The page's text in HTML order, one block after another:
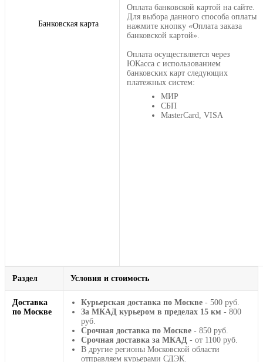
Банковская карта
Оплата банковской картой на сайте.
Для выбора данного способа оплаты
нажмите кнопку «Оплата заказа
банковской картой».
Оплата осуществляется через
ЮКасса с использованием
банковских карт следующих
платежных систем:
МИР
СБП
MasterCard, VISA
Раздел Условия и стоимость
Доставка
по Москве
Курьерская доставка по Москве - 500 руб.
За МКАД курьером в пределах 15 км - 800
руб.
Срочная доставка по Москве - 850 руб.
Срочная доставка за МКАД - от 1100 руб.
В другие регионы Московской области
отправляем курьерами СДЭК.